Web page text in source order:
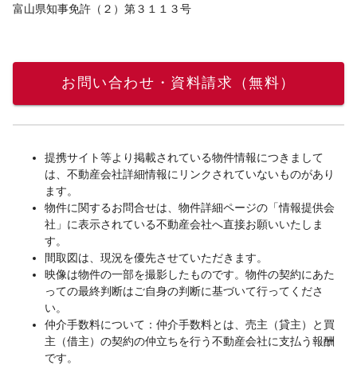
富山県知事免許（２）第３１１３号
お問い合わせ・資料請求（無料）
提携サイト等より掲載されている物件情報につきまして
は、不動産会社詳細情報にリンクされていないものがあり
ます。
物件に関するお問合せは、物件詳細ページの「情報提供会
社」に表示されている不動産会社へ直接お願いいたしま
す。
間取図は、現況を優先させていただきます。
映像は物件の一部を撮影したものです。物件の契約にあた
っての最終判断はご自身の判断に基づいて行ってくださ
い。
仲介手数料について：仲介手数料とは、売主（貸主）と買
主（借主）の契約の仲立ちを行う不動産会社に支払う報酬
です。